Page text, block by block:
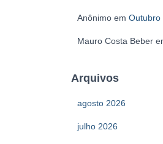
Anônimoem Outubro
Mauro Costa Beber
Arquivos
agosto 2026
julho 2026